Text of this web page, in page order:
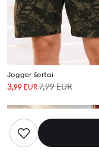
Jogger šortai
3,99 EUR 7,99EUR